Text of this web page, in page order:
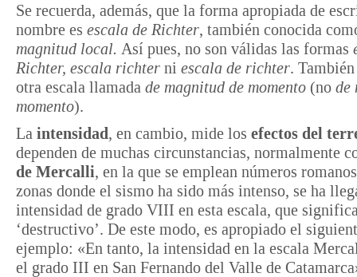
Se recuerda, además, que la forma apropiada de
nombre es escala de Richter, también conocida
magnitud local. Así pues, no son válidas las formas
Richter, escala richter ni escala de richter.
otra escala llamada de magnitud de momento (no de
momento).
La intensidad , en cambio, mide los efectos del
dependen de muchas circunstancias, normalmente
de Mercalli, en la que se emplean números
zonas donde el sismo ha sido más intenso, se ha
intensidad de grado VIII en esta escala, que
‘destructivo’. De este modo, es apropiado el
ejemplo: «En tanto, la intensidad en la escala
el grado III en San Fernando del Valle de